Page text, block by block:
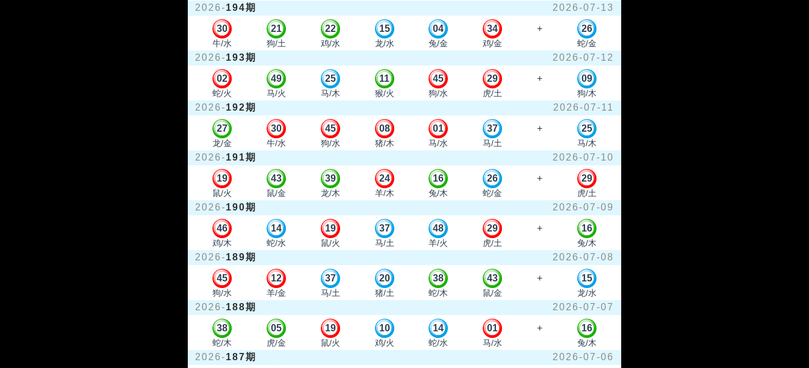
2026-194期 2026-07-13
30
牛/水
21
狗/土
22
鸡/水
15
龙/水
04
兔/金
34
鸡/金
+ 26
蛇/金
2026-193期 2026-07-12
02
蛇/火
49
马/火
25
马/木
11
猴/火
45
狗/水
29
虎/土
+ 09
狗/木
2026-192期 2026-07-11
27
龙/金
30
牛/水
45
狗/水
08
猪/木
01
马/水
37
马/土
+ 25
马/木
2026-191期 2026-07-10
19
鼠/火
43
鼠/金
39
龙/木
24
羊/木
16
兔/木
26
蛇/金
+ 29
虎/土
2026-190期 2026-07-09
46
鸡/木
14
蛇/水
19
鼠/火
37
马/土
48
羊/火
29
虎/土
+ 16
兔/木
2026-189期 2026-07-08
45
狗/水
12
羊/金
37
马/土
20
猪/土
38
蛇/木
43
鼠/金
+ 15
龙/水
2026-188期 2026-07-07
38
蛇/木
05
虎/金
19
鼠/火
10
鸡/火
14
蛇/水
01
马/水
+ 16
兔/木
2026-187期 2026-07-06